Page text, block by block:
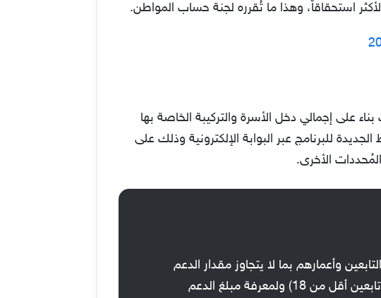
استحقاقاً، وهذا ما تُقرره لجنة حساب المواطن.
على إجمالي دخل الأسرة والتركيبة الخاصة بها
الجديدة للبرنامج عبر البوابة الإلكترونية وذلك على
وأعمارهم بما لا يتجاوز مقدار الدعم
المقدم قيمة الإستحقاق للأسرة المكونة من 6 أفراد(العائل وتابعين بسن 18 وأكثر و3 تابعين أقل من 18) ولمعرفة مبلغ الدعم